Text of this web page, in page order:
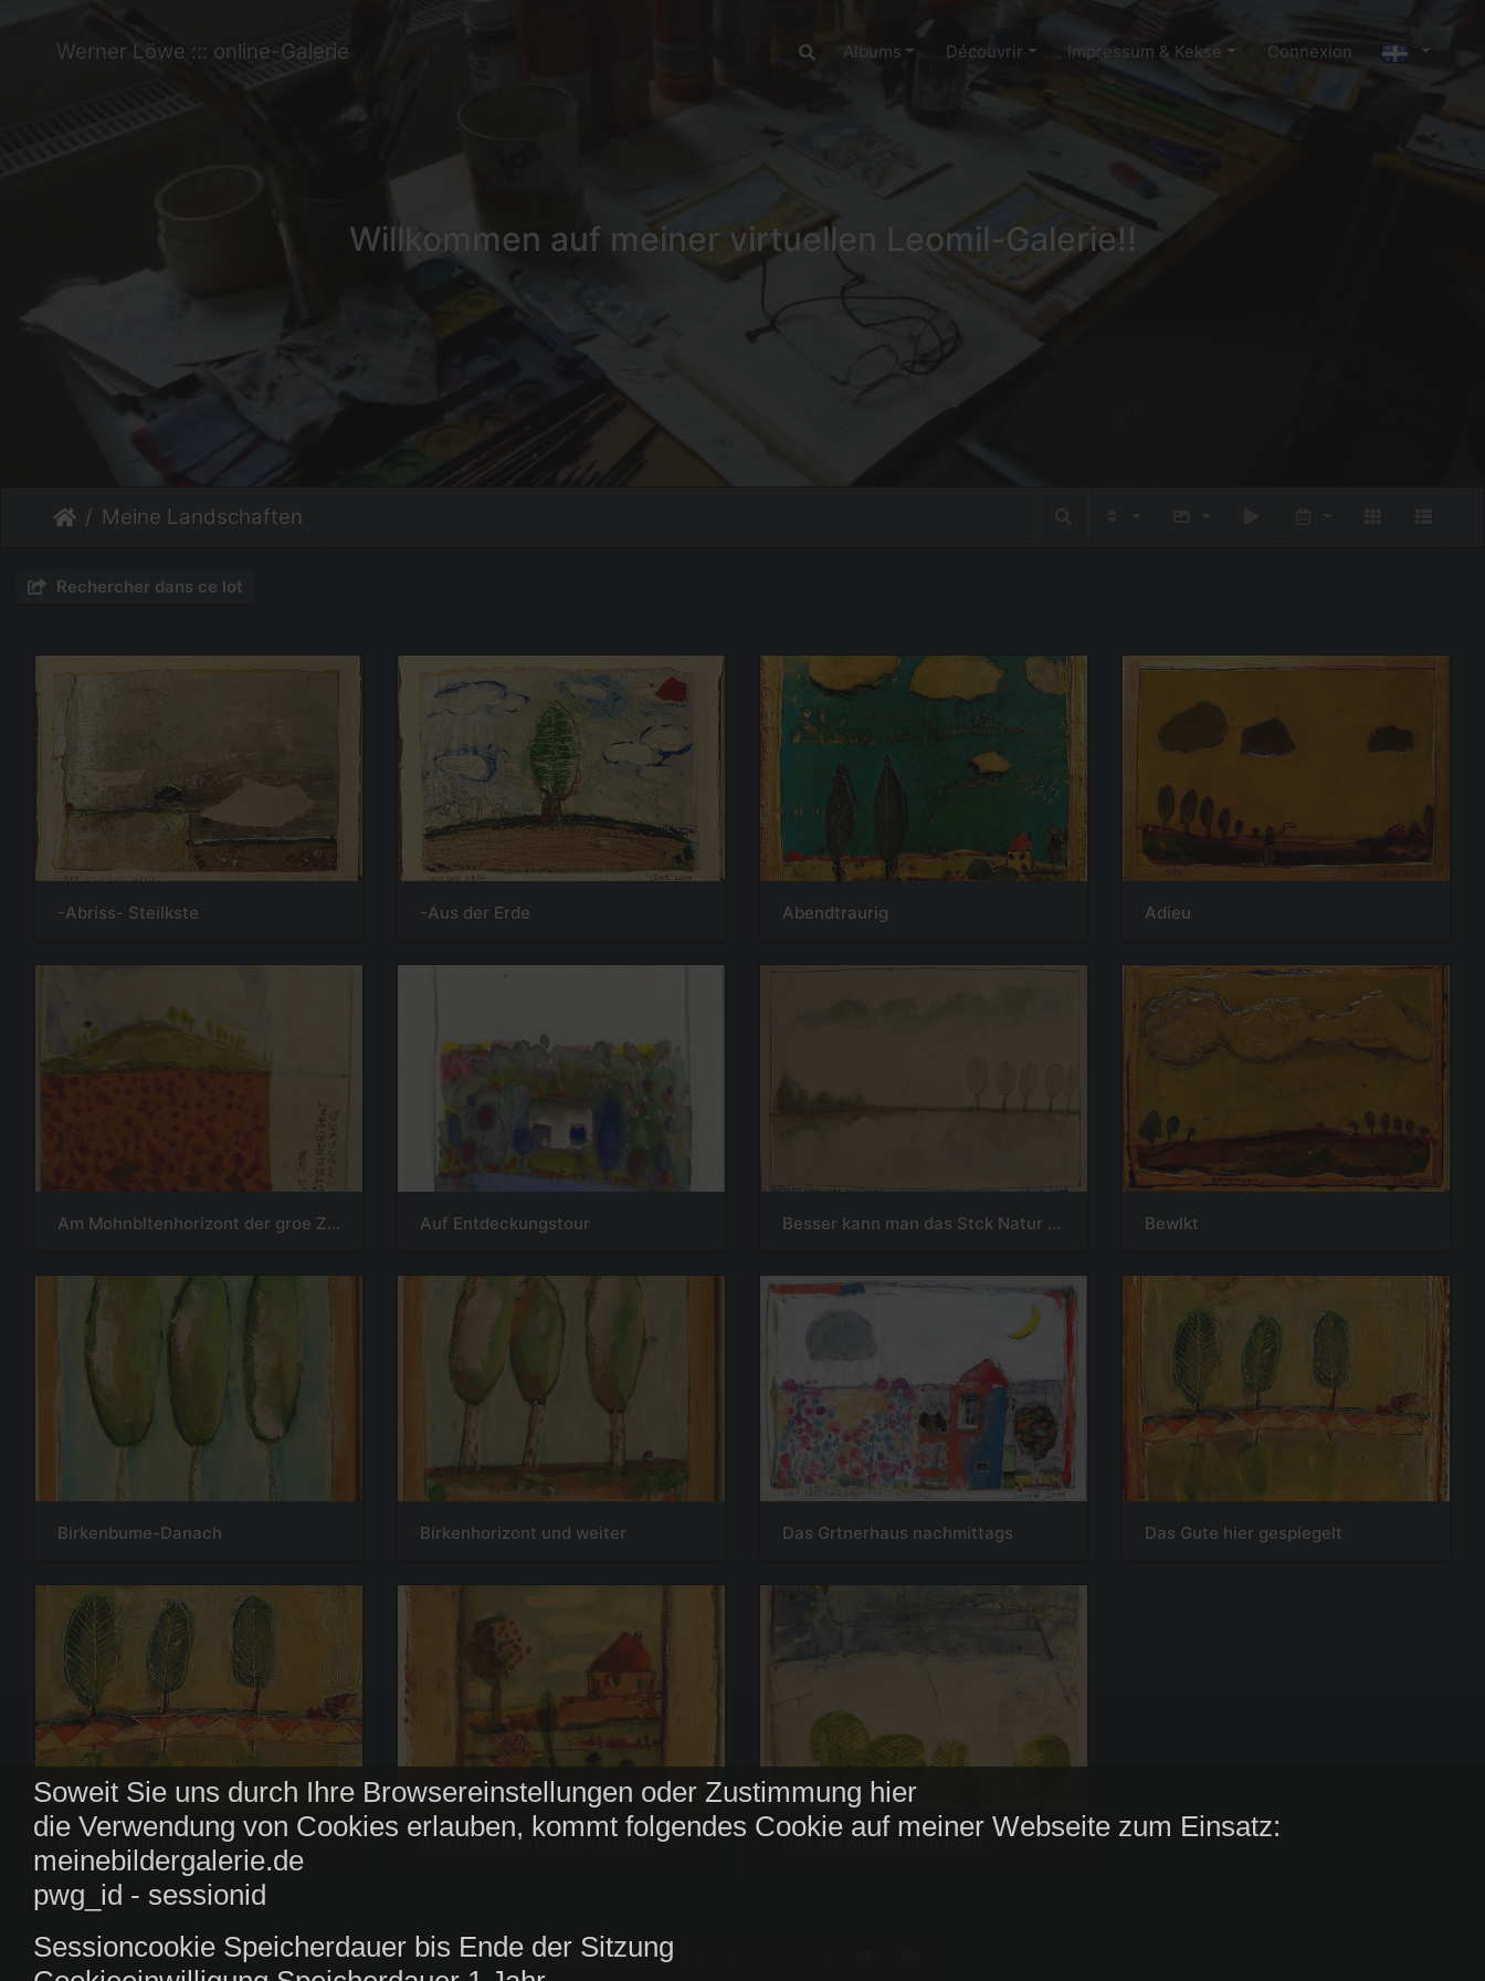
Werner Löwe ::: online-Galerie Albums Découvrir Impressum & Kekse Connexion
Willkommen auf meiner virtuellen Leomil-Galerie!!
Meine Landschaften
Rechercher dans ce lot
Soweit Sie uns durch Ihre Browsereinstellungen oder Zustimmung hier
die Verwendung von Cookies erlauben, kommt folgendes Cookie auf meiner Webseite zum Einsatz:
meinebildergalerie.de
pwg_id - sessionid
Sessioncookie Speicherdauer bis Ende der Sitzung
-Abriss- Steilkste -Aus der Erde Abendtraurig Adieu
Am Mohnbltenhorizont der groe Zauberberg Auf Entdeckungstour Besser kann man das Stck Natur nicht vorstellen Bewlkt
Birkenbume-Danach Birkenhorizont und weiter Das Grtnerhaus nachmittags Das Gute hier gespiegelt
Das Gute hier gespiegelt A Das Haus des Grtners Nr. 001 Das entwickelt sich noch
1